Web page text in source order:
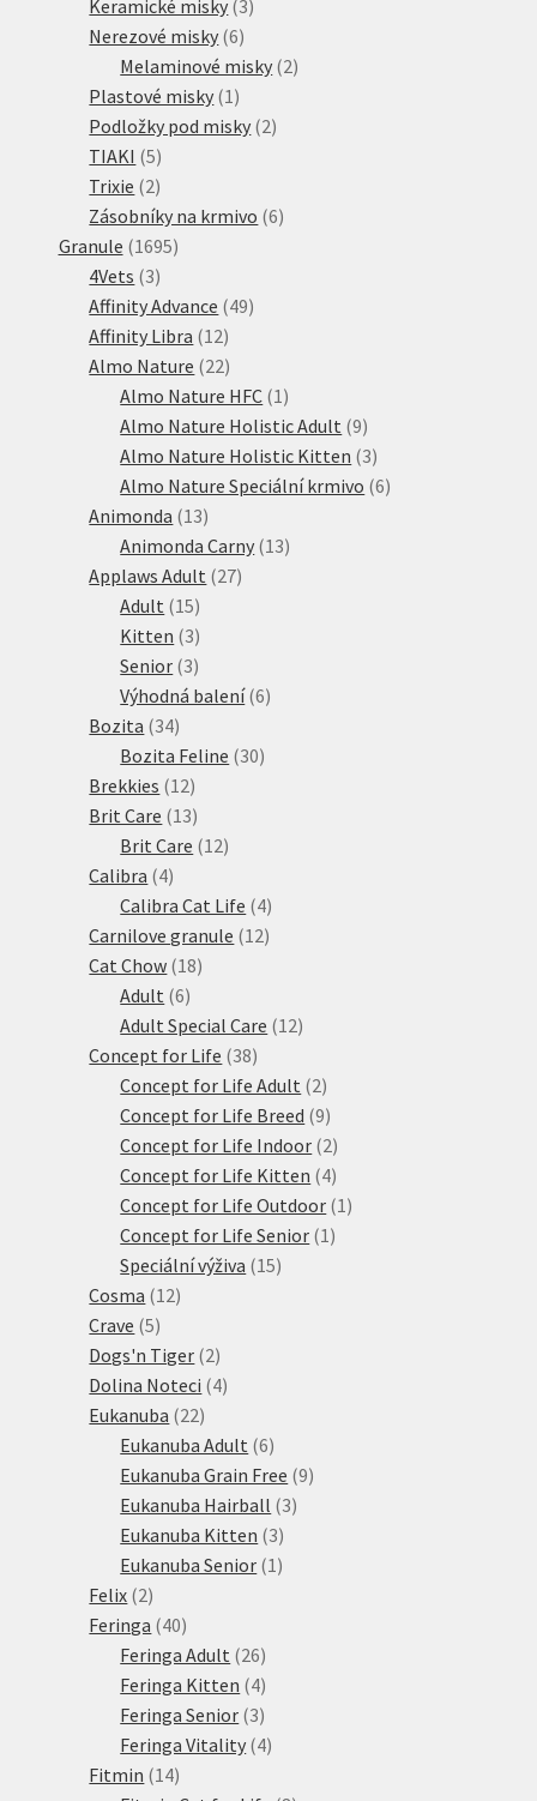
Keramické misky 3
Nerezové misky 66
produktů
Melaminové misky 22
Plastové misky 1 1
produkt
Podložky pod misky 22
TIAKI 55
produktů
Trixie 22
produkty
Zásobníky na krmivo 66
Granule 16951695
4Vets 33
produkty
Affinity Advance 4949
Affinity Libra 1212
produktů
Almo Nature 2222
produktů
Almo Nature HFC 1 1
produkt
Almo Nature Holistic Adult 99
produktů
Almo Nature Holistic Kitten 33
produkty
Almo Nature Speciální krmivo 66
Animonda 1313
produktů
Animonda Carny 1313
Applaws Adult 2727
Adult 1515
produktů
Kitten 33
produkty
Senior 33
produkty
Výhodná balení 66
Bozita 3434
produktů
Bozita Feline 3030
Brekkies 1212
produktů
Brit Care 1313
produktů
Brit Care 1212
Calibra 44
produkty
Calibra Cat Life 44
produkty
Carnilove granule 1212
Cat Chow 1818
Adult 66
produktů
Adult Special Care 1212
Concept for Life 3838
produktů
Concept for Life Adult 22
produkty
Concept for Life Breed 99
produktů
Concept for Life Indoor 22
produkty
Concept for Life Kitten 44
produkty
Concept for Life Outdoor 1 1
Concept for Life Senior 1 1
Speciální výživa 1515
Cosma 1212
Crave 55
produktů
Dogs'n Tiger 22
produkty
Dolina Noteci 44
Eukanuba 2222
produktů
Eukanuba Adult 66
produktů
Eukanuba Grain Free 99
Eukanuba Hairball 33
Eukanuba Kitten 33
produkty
Eukanuba Senior 1 1
Felix 22
produkty
Feringa 4040
produktů
Feringa Adult 2626
produktů
Feringa Kitten 44
produkty
Feringa Senior 33
produkty
Feringa Vitality 44
Fitmin 1414